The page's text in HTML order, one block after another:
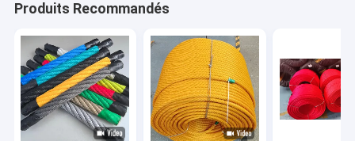
Produits Recommandés